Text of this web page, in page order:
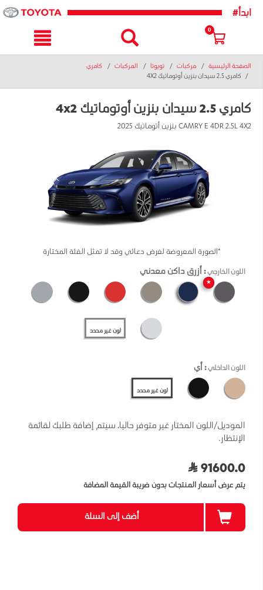
text.skipToContent
text.skipToNavigation
#ابدأ
0
الصفحة الرئيسية مركبات تويوتا المركبات
كامري
كامري 2.5 سيدان بنزين أوتوماتيك 4X2
كامري 2.5 سيدان بنزين أوتوماتيك 4x2
CAMRY E 4DR 2.5L 4X2 بنزين أتوماتيك 2025
*الصورة المعروضة لغرض دعائي وقد لا تمثل الفئة المختارة
اللون الخارجي: أزرق داكن معدني
★
لون غير محدد
اللون الداخلي: أي
لون غير محدد
الموديل/اللون المختار غير متوفر حاليا، سيتم إضافة طلبك لقائمة
الإنتظار.
91600.0
يتم عرض أسعار المنتجات بدون ضريبة القيمة المضافة
أضف إلى السلة